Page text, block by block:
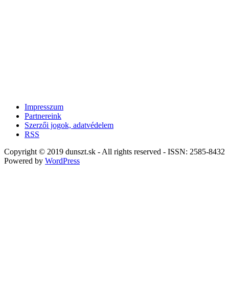
Impresszum
Partnereink
Szerzői jogok, adatvédelem
RSS
Copyright © 2019 dunszt.sk - All rights reserved - ISSN: 2585-8432
Powered by WordPress